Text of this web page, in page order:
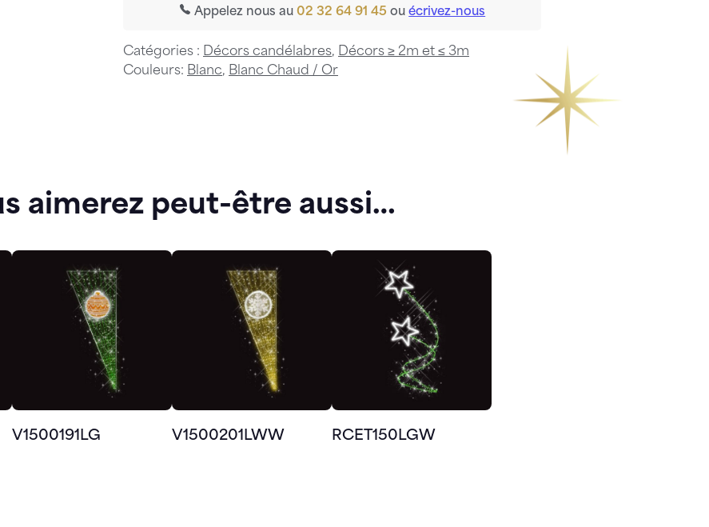
Appelez nous au02 32 64 91 45 ouécrivez-nous
Catégories : Décors candélabres, Décors ≥ 2m et ≤ 3m
Couleurs: Blanc, Blanc Chaud / Or
aimerez peut-être aussi…
V1500191LG V1500201LWW RCET150LGW